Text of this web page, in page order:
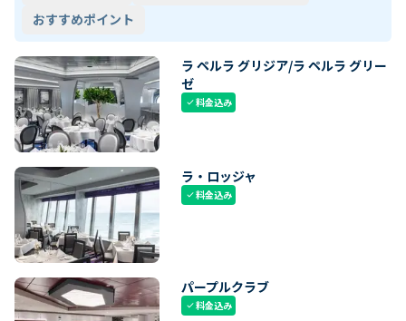
おすすめポイント
ラ ペルラ グリジア/ラ ペルラ グリー
ゼ
check料金込み
ラ・ロッジャ
check料金込み
パープルクラブ
check料金込み